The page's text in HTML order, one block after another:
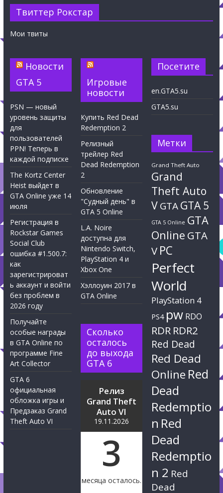
Твиттер Рокстар
Мои твиты
Новости
GTA 5
PSN — новый
уровень защиты
для
пользователей
PPN! Теперь в
каждой подписке
The Kortz Center
Heist выйдет в
GTA Online уже 14
июля
Регистрация в
Rockstar Games
Social Club
ошибка #1.500.7:
как
зарегистрироват
ь аккаунт и войти
без проблем в
2026 году
Получайте
особые награды
в GTA Online по
программе Fine
Art Collector
GTA 6
официальная
обложка игры и
Предзаказ Grand
Theft Auto VI
Игровые
новости
Купить Red Dead
Redemption 2
Релизный
трейлер Red
Dead Redemption
2
Обновление
"Судный день" в
GTA 5 Online
L.A. Noire
доступна для
Nintendo Switch,
PlayStation 4 и
Xbox One
Хэллоуин 2017 в
GTA Online
Сколько
осталось
до выхода
GTA 6
Релиз
Grand Theft
Auto VI
19.11.2026
3
месяца осталось.
Посетите
en.GTA5.su
GTA5.su
Метки
Grand Theft Auto
Grand
Theft Auto
VGTAGTA 5
GTA 5 Online GTA
Online GTA
V PC
Perfect
World
PlayStation 4
PS4 pw RDO
RDR RDR2
Red Dead
Red Dead
Online Red
Dead
Redemptio
n Red
Dead
Redemptio
n 2 Red
Dead